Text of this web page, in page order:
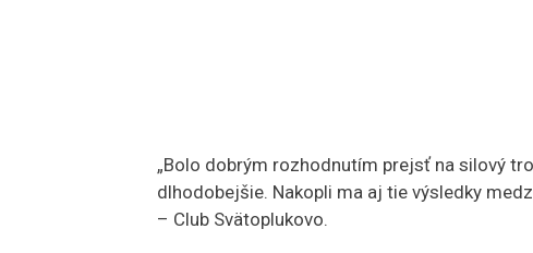
„Bolo dobrým rozhodnutím prejsť na silový
dlhodobejšie. Nakopli ma aj tie výsledky
– Club Svätoplukovo.